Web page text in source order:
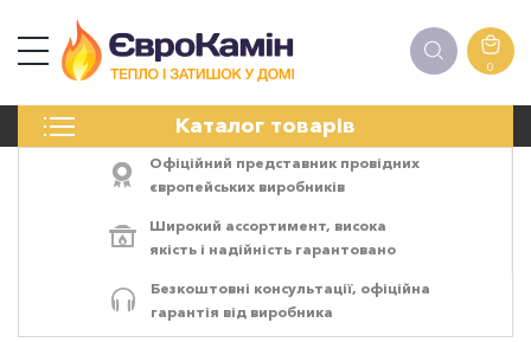
0
Каталог товарів
ПЕЧІ
ЕЛЕКТРОКАМІНИ
АКСЕСУАРИ
Офіційний представник провідних
європейських виробників
Широкий ассортимент, висока
якість і надійність гарантовано
Безкоштовні консультації, офіційна
гарантія від виробника